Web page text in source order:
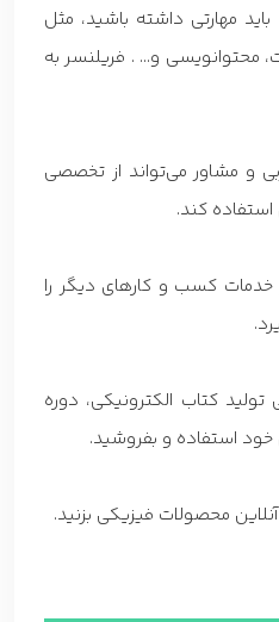
مهارتی داشته باشید، مثل
محتوانویسی و… . فریلنسر به
و مشاور می‌تواند از تخصصی
استفاده کند.
خدمات کسب و کارهای دیگر را
تولید کتاب الکترونیکی، دوره
خود استفاده و بفروشید.
محصولات فیزیکی بزنید.